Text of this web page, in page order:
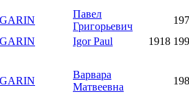
Павел
Григорьевич
Igor Paul 1918
Варвара
Матвеевна